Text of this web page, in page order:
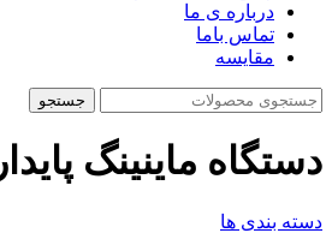
درباره ی ما
تماس باما
مقایسه
جستجو
دستگاه ماینینگ پایدار
دسته بندی ها